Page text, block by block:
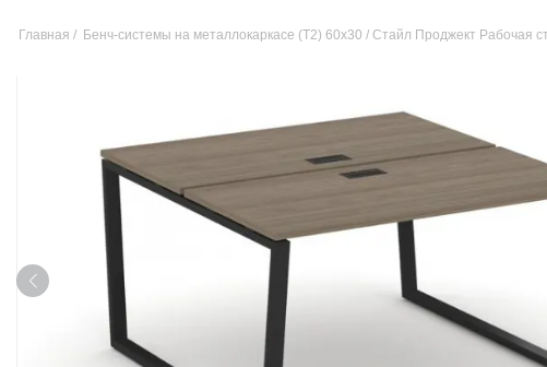
Главная Бенч-системы на металлокаркасе (Т2) 60х30 Стайл Проджект Рабочая